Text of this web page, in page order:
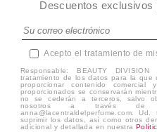
Descuentos exclusivos
Acepto el tratamiento de
Responsable: BEAUTY
tratamiento de los datos para la que
proporcionar contenido comercial
proporcionados se conservarán
no se cederán a terceros, salvo
nosotros a través de
anna@lacentraldelperfume.com.
suprimir los datos, así como otros
adicional y detallada en nuestra